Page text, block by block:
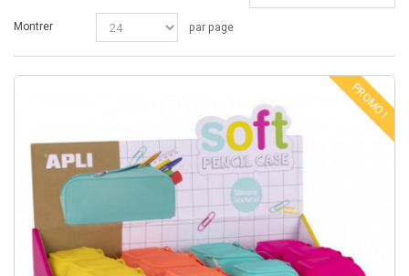
Montrer par page
PROMO !